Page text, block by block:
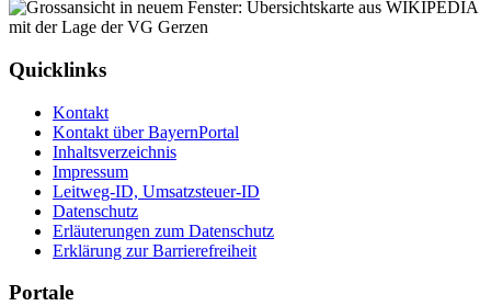
Quicklinks
Kontakt
Kontakt über BayernPortal
Inhaltsverzeichnis
Impressum
Leitweg-ID, Umsatzsteuer-ID
Datenschutz
Erläuterungen zum Datenschutz
Erklärung zur Barrierefreiheit
Portale